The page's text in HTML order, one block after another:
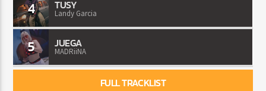
4 TUSY
Landy Garcia
5 JUEGA
MADRiiNA
FULL TRACKLIST